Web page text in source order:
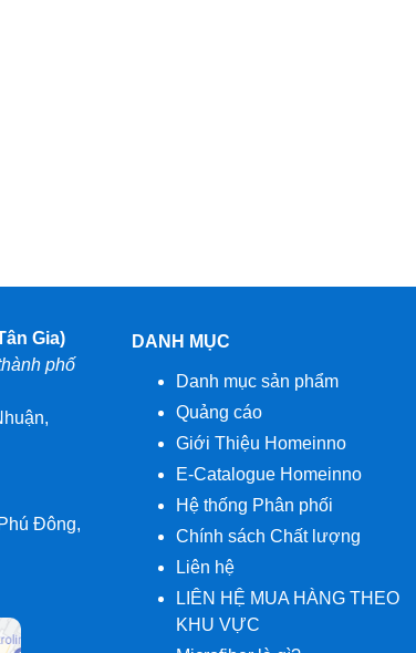
Gia)
phố
Đông,
DANH MỤC
Danh mục sản phẩm
Quảng cáo
Giới Thiệu Homeinno
E-Catalogue Homeinno
Hệ thống Phân phối
Chính sách Chất lượng
Liên hệ
LIÊN HỆ MUA HÀNG THEO
KHU VỰC